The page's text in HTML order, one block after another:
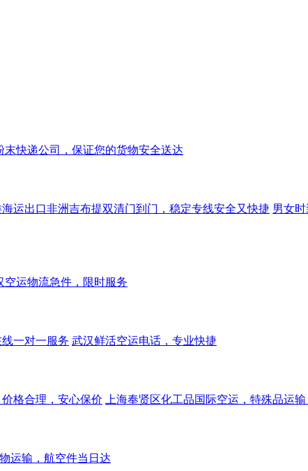
末快递公司，保证您的货物安全送达
运出口非洲吉布提双清门到门，稳定专线安全又快捷 男女
空运物流急件，限时服务
一对一服务 武汉鲜活空运电话，专业快捷
格合理，安心保价 上海奉贤区化工品国际空运，特殊品运输
运输，航空件当日达